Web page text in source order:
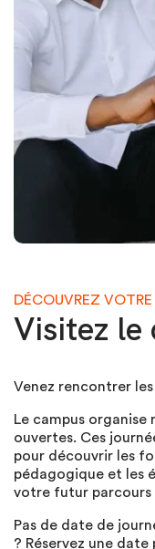
DÉCOUVREZ
Visitez le
Venez rencontrer les
Le campus
ouvertes. Ces
pour découvrir les
pédagogique et les
votre futur parcours
Pas de date de
? Réservez une date